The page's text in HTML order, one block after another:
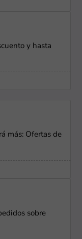
y hasta
más: Ofertas de
sobre